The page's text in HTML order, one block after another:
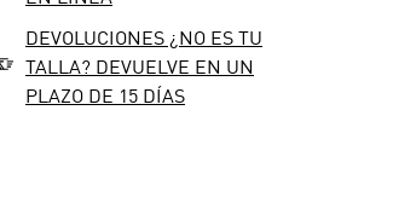
DEVOLUCIONES ¿NO ES TU
TALLA? DEVUELVE EN UN
PLAZO DE 15 DÍAS